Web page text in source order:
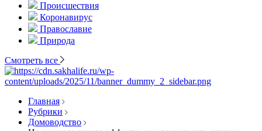
Происшествия
Коронавирус
Православие
Природа
Смотреть все
Главная
Рубрики
Домоводство